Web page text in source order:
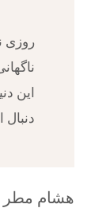
روزی
این
دنبال
هشام مطر